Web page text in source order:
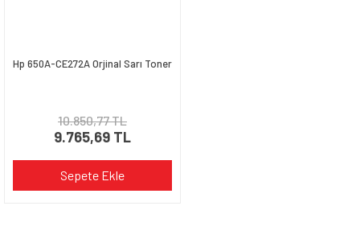
Hp 650A-CE272A Orjinal Sarı Toner
10.850,77 TL
9.765,69 TL
Sepete Ekle